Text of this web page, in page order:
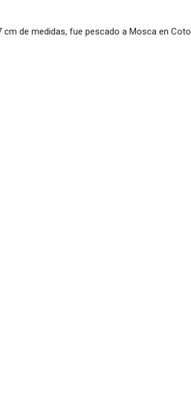
cm de medidas, fue pescado a Mosca en Coto